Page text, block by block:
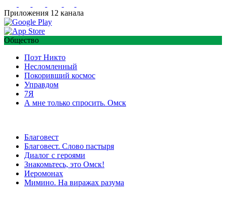
Приложения 12 канала
Общество
Поэт Никто
Несломленный
Покоривший космос
Управдом
7Я
А мне только спросить. Омск
Благовест
Благовест. Слово пастыря
Диалог с героями
Знакомьтесь, это Омск!
Иеромонах
Мимино. На виражах разума